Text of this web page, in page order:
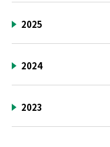
2025
2024
2023